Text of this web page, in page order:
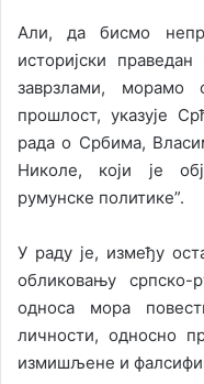
Али, да бисмо
историјски
заврзлами,
прошлост, указује
рада о Србима,
Николе, који је
румунске политике”.
У раду је, између
обликовању
односа мора
личности, односно
измишљене и